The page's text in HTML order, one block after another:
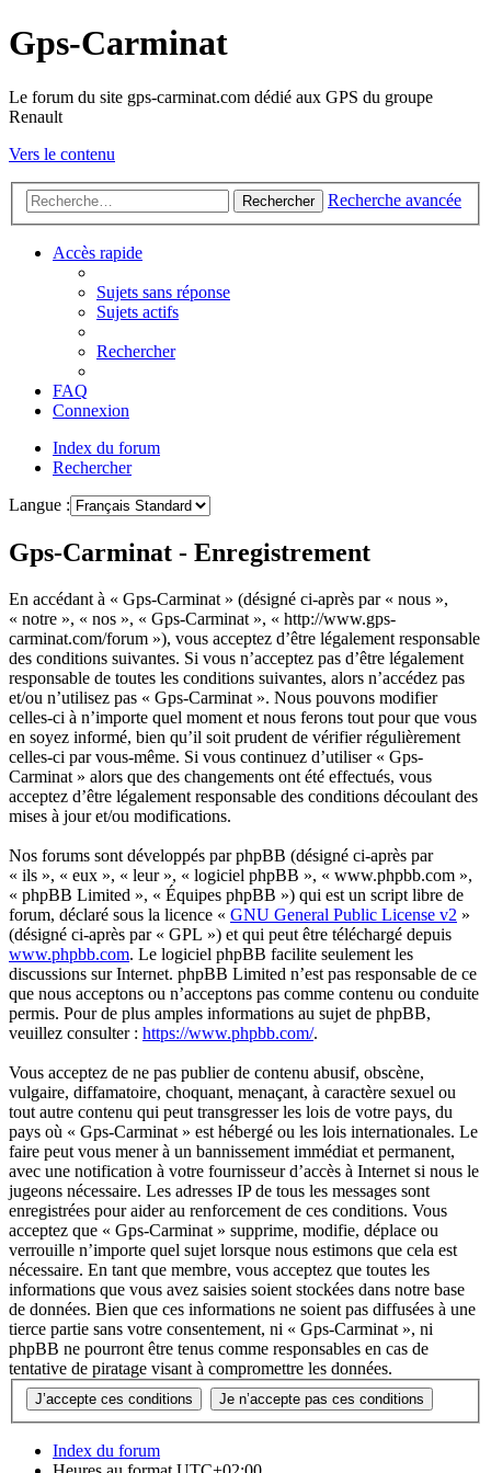
Gps-Carminat
Le forum du site gps-carminat.com dédié aux GPS du groupe
Renault
Vers le contenu
Rechercher Recherche avancée
Accès rapide
Sujets sans réponse
Sujets actifs
Rechercher
FAQ
Connexion
Index du forum
Rechercher
Langue :
Gps-Carminat - Enregistrement
En accédant à « Gps-Carminat » (désigné ci-après par « nous »,
« notre », « nos », « Gps-Carminat », « http://www.gps-
carminat.com/forum »), vous acceptez d’être légalement responsable
des conditions suivantes. Si vous n’acceptez pas d’être légalement
responsable de toutes les conditions suivantes, alors n’accédez pas
et/ou n’utilisez pas « Gps-Carminat ». Nous pouvons modifier
celles-ci à n’importe quel moment et nous ferons tout pour que vous
en soyez informé, bien qu’il soit prudent de vérifier régulièrement
celles-ci par vous-même. Si vous continuez d’utiliser « Gps-
Carminat » alors que des changements ont été effectués, vous
acceptez d’être légalement responsable des conditions découlant des
mises à jour et/ou modifications.
Nos forums sont développés par phpBB (désigné ci-après par
« ils », « eux », « leur », « logiciel phpBB », « www.phpbb.com »,
« phpBB Limited », « Équipes phpBB ») qui est un script libre de
forum, déclaré sous la licence « GNU General Public License v2 »
(désigné ci-après par « GPL ») et qui peut être téléchargé depuis
www.phpbb.com. Le logiciel phpBB facilite seulement les
discussions sur Internet. phpBB Limited n’est pas responsable de ce
que nous acceptons ou n’acceptons pas comme contenu ou conduite
permis. Pour de plus amples informations au sujet de phpBB,
veuillez consulter : https://www.phpbb.com/.
Vous acceptez de ne pas publier de contenu abusif, obscène,
vulgaire, diffamatoire, choquant, menaçant, à caractère sexuel ou
tout autre contenu qui peut transgresser les lois de votre pays, du
pays où « Gps-Carminat » est hébergé ou les lois internationales. Le
faire peut vous mener à un bannissement immédiat et permanent,
avec une notification à votre fournisseur d’accès à Internet si nous le
jugeons nécessaire. Les adresses IP de tous les messages sont
enregistrées pour aider au renforcement de ces conditions. Vous
acceptez que « Gps-Carminat » supprime, modifie, déplace ou
verrouille n’importe quel sujet lorsque nous estimons que cela est
nécessaire. En tant que membre, vous acceptez que toutes les
informations que vous avez saisies soient stockées dans notre base
de données. Bien que ces informations ne soient pas diffusées à une
tierce partie sans votre consentement, ni « Gps-Carminat », ni
phpBB ne pourront être tenus comme responsables en cas de
tentative de piratage visant à compromettre les données.
Index du forum